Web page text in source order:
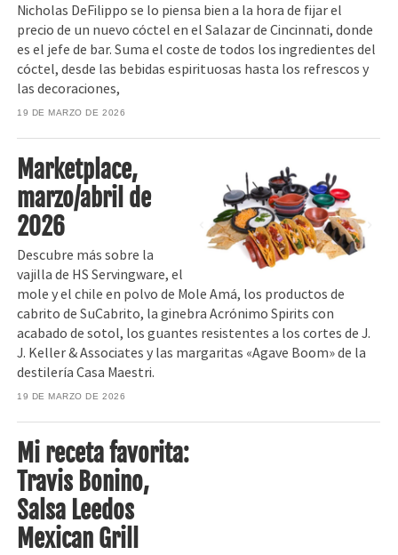
Nicholas DeFilippo se lo piensa bien a la hora de fijar el
precio de un nuevo cóctel en el Salazar de Cincinnati, donde
es el jefe de bar. Suma el coste de todos los ingredientes del
cóctel, desde las bebidas espirituosas hasta los refrescos y
las decoraciones,
19 DE MARZO DE 2026
Marketplace,
marzo/abril de
2026
Descubre más sobre la
vajilla de HS Servingware, el
mole y el chile en polvo de Mole Amá, los productos de
cabrito de SuCabrito, la ginebra Acrónimo Spirits con
acabado de sotol, los guantes resistentes a los cortes de J.
J. Keller & Associates y las margaritas «Agave Boom» de la
destilería Casa Maestri.
19 DE MARZO DE 2026
Mi receta favorita:
Travis Bonino,
Salsa Leedos
Mexican Grill